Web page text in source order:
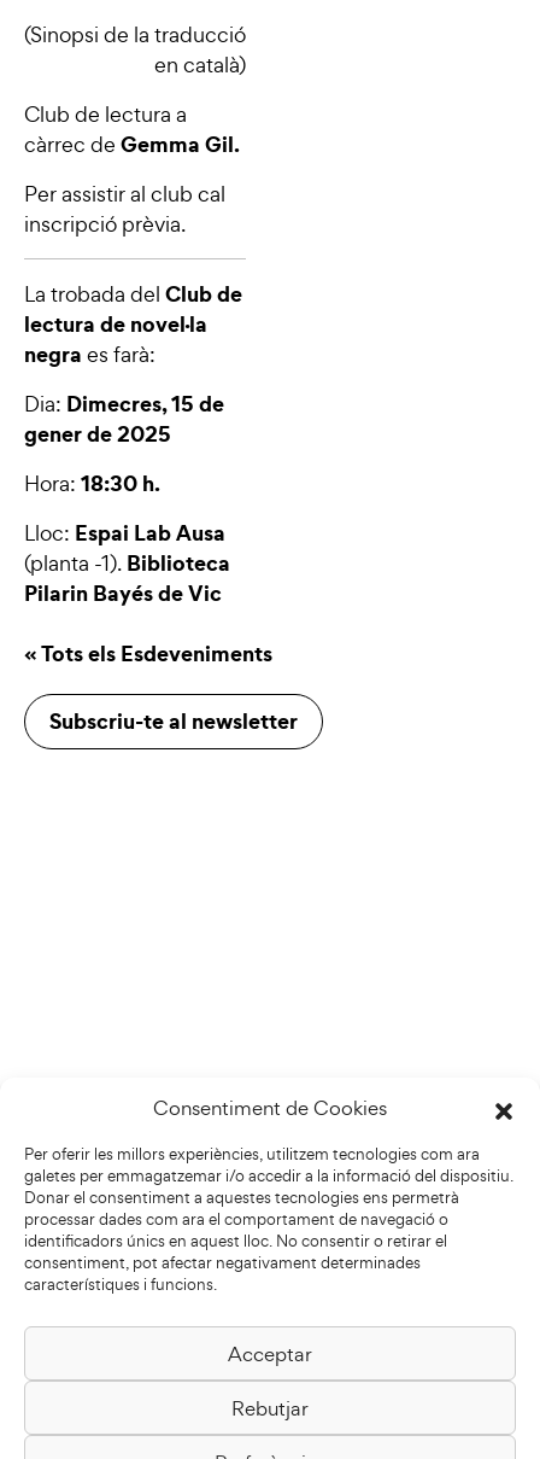
Consentiment de Cookies
Per oferir les millors experiències, utilitzem tecnologies com ara
galetes per emmagatzemar i/o accedir a la informació del dispositiu.
Donar el consentiment a aquestes tecnologies ens permetrà
processar dades com ara el comportament de navegació o
identificadors únics en aquest lloc. No consentir o retirar el
consentiment, pot afectar negativament determinades
característiques i funcions.
Acceptar
Rebutjar
(Sinopsi de la traducció
en català)
Club de lectura a
càrrec de Gemma Gil.
Per assistir al club cal
inscripció prèvia.
La trobada del Club de
lectura de novel·la
negra es farà:
Dia: Dimecres, 15 de
gener de 2025
Hora: 18:30 h.
Lloc: Espai Lab Ausa
(planta -1). Biblioteca
Pilarin Bayés de Vic
« Tots els Esdeveniments
Subscriu-te al newsletter
Biblioteca Pilarin Bayés
Passeig de la Generalitat, 1
08500 Vic